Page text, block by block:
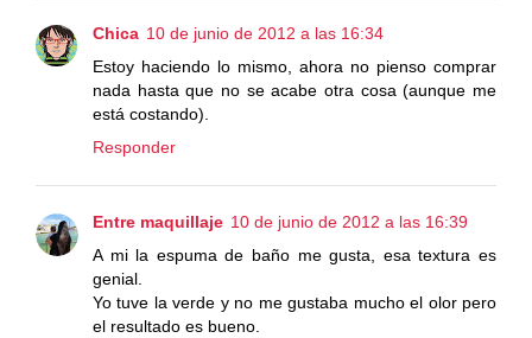
Chica 10 de junio de 2012 a las 16:34
Estoy haciendo lo mismo, ahora no pienso comprar
nada hasta que no se acabe otra cosa (aunque me
está costando).
Responder
Entre maquillaje 10 de junio de 2012 a las 16:39
A mi la espuma de baño me gusta, esa textura es
genial.
Yo tuve la verde y no me gustaba mucho el olor pero
el resultado es bueno.